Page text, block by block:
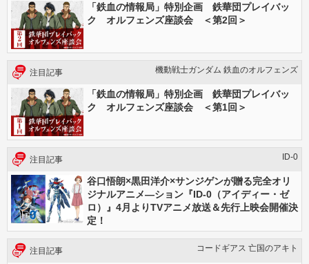
「鉄血の情報局」特別企画 鉄華団プレイバッ
ク オルフェンズ座談会 ＜第2回＞
注目記事 機動戦士ガンダム 鉄血のオルフェンズ
「鉄血の情報局」特別企画 鉄華団プレイバッ
ク オルフェンズ座談会 ＜第1回＞
注目記事 ID-0
谷口悟朗×黒田洋介×サンジゲンが贈る完全オリ
ジナルアニメ―ション『ID-0（アイディー・ゼ
ロ）』4月よりTVアニメ放送＆先行上映会開催決
定！
注目記事 コードギアス 亡国のアキト